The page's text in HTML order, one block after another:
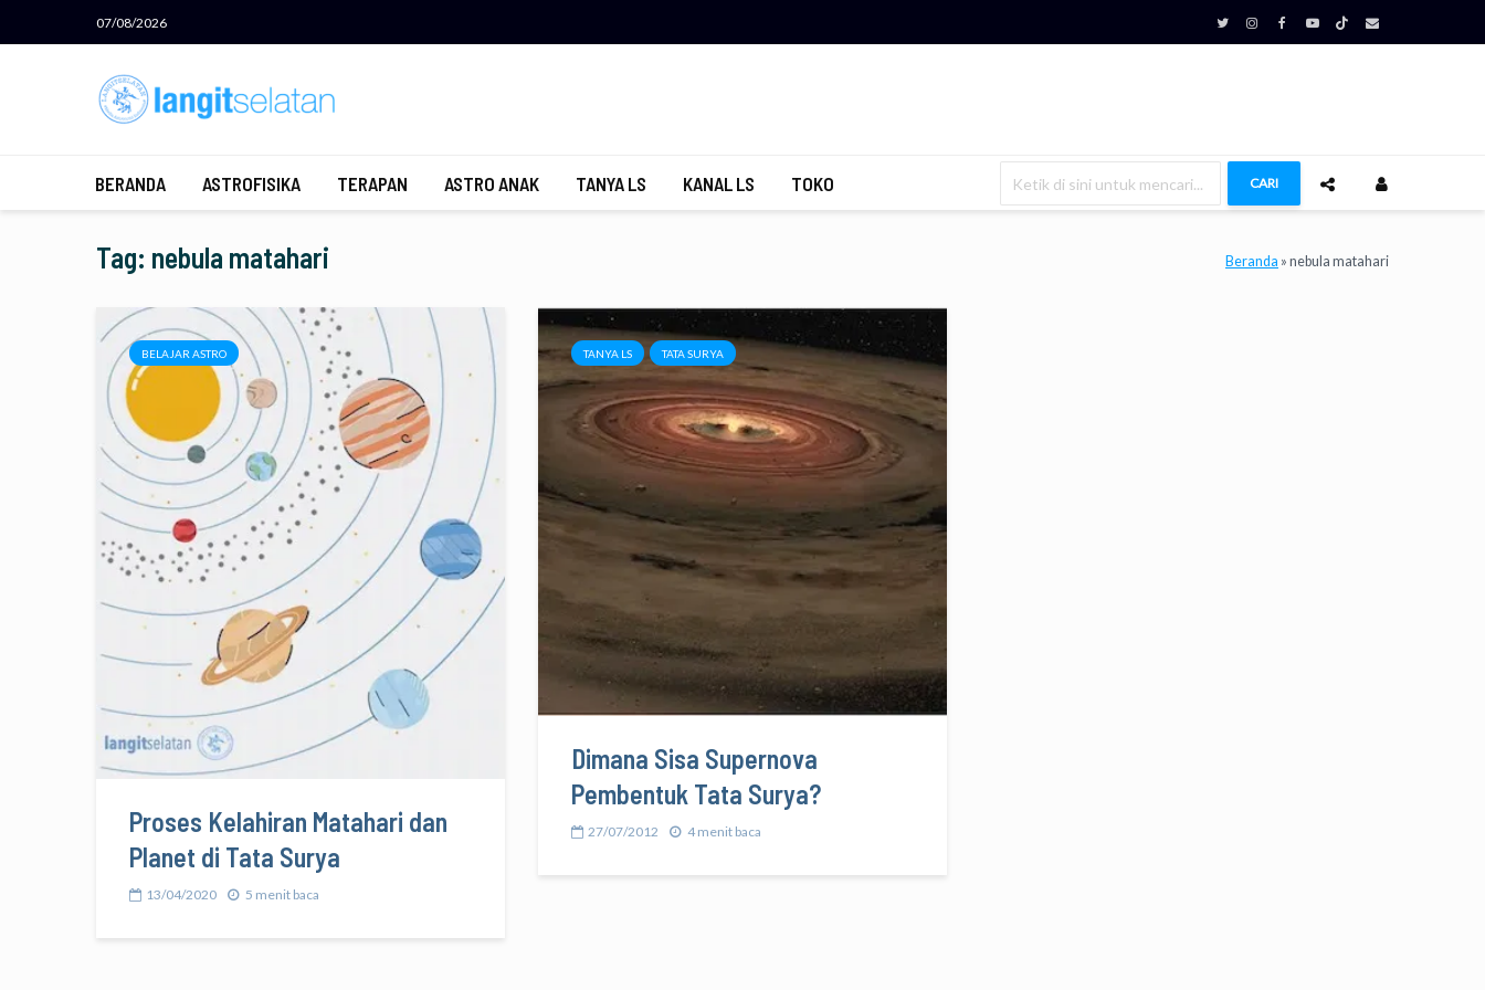
07/08/2026
BERANDA ASTROFISIKA TERAPAN ASTRO ANAK TANYA LS KANAL LS TOKO CARI
Tag: nebula matahari Beranda » nebula matahari
BELAJAR ASTRO
Proses Kelahiran Matahari dan
Planet di Tata Surya
13/04/2020 5 menit baca
TANYA LS TATA SURYA
Dimana Sisa Supernova
Pembentuk Tata Surya?
27/07/2012 4 menit baca